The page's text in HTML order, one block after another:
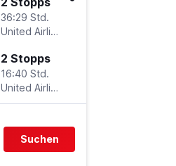
36:29 Std.
United Airlines
2 Stopps
16:40 Std.
United Airlines
Suchen